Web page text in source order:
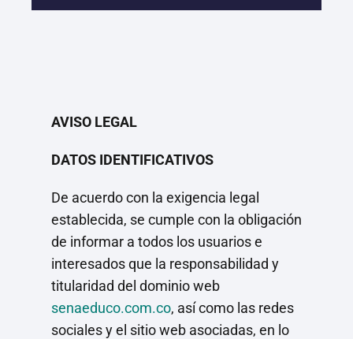
AVISO LEGAL
DATOS IDENTIFICATIVOS
De acuerdo con la exigencia legal
establecida, se cumple con la obligación
de informar a todos los usuarios e
interesados que la responsabilidad y
titularidad del dominio web
senaeduco.com.co, así como las redes
sociales y el sitio web asociadas, en lo